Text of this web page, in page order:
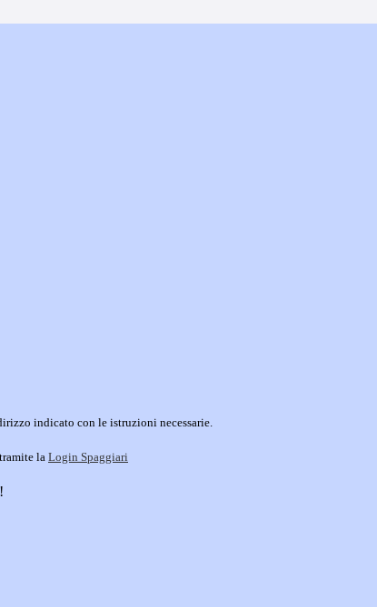
indicato con le istruzioni necessarie.
la Login Spaggiari